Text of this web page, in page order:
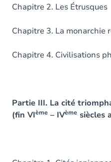
Chapitre 2. Les Étrusques
Chapitre 3. La monarchie
Chapitre 4. Civilisations
Partie III. La cité
(fin VIème – IVème siècles